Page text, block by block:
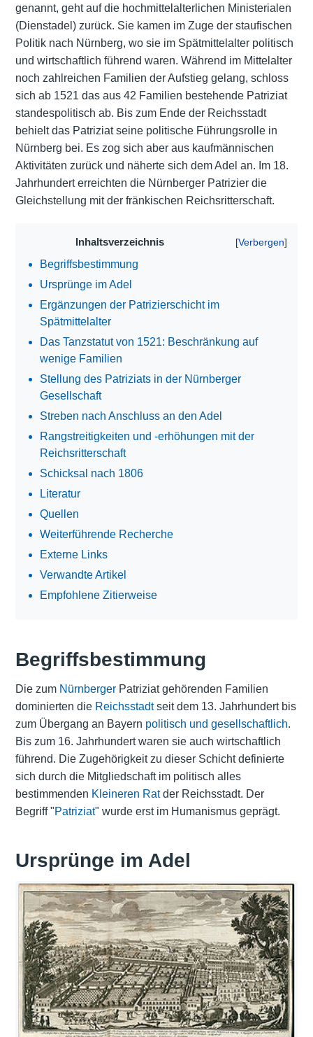
genannt, geht auf die hochmittelalterlichen Ministerialen
(Dienstadel) zurück. Sie kamen im Zuge der staufischen
Politik nach Nürnberg, wo sie im Spätmittelalter politisch
und wirtschaftlich führend waren. Während im Mittelalter
noch zahlreichen Familien der Aufstieg gelang, schloss
sich ab 1521 das aus 42 Familien bestehende Patriziat
standespolitisch ab. Bis zum Ende der Reichsstadt
behielt das Patriziat seine politische Führungsrolle in
Nürnberg bei. Es zog sich aber aus kaufmännischen
Aktivitäten zurück und näherte sich dem Adel an. Im 18.
Jahrhundert erreichten die Nürnberger Patrizier die
Gleichstellung mit der fränkischen Reichsritterschaft.
Inhaltsverzeichnis
Begriffsbestimmung
Ursprünge im Adel
Ergänzungen der Patrizierschicht im
Spätmittelalter
Das Tanzstatut von 1521: Beschränkung auf
wenige Familien
Stellung des Patriziats in der Nürnberger
Gesellschaft
Streben nach Anschluss an den Adel
Rangstreitigkeiten und -erhöhungen mit der
Reichsritterschaft
Schicksal nach 1806
Literatur
Quellen
Weiterführende Recherche
Externe Links
Verwandte Artikel
Empfohlene Zitierweise
Begriffsbestimmung
Die zum NürnbergerPatriziat gehörenden Familien
dominierten die Reichsstadtseit dem 13. Jahrhundert bis
zum Übergang an Bayern politisch und gesellschaftlich.
Bis zum 16. Jahrhundert waren sie auch wirtschaftlich
führend. Die Zugehörigkeit zu dieser Schicht definierte
sich durch die Mitgliedschaft im politisch alles
bestimmenden Kleineren Ratder Reichsstadt. Der
Begriff "Patriziat" wurde erst im Humanismus geprägt.
Ursprünge im Adel